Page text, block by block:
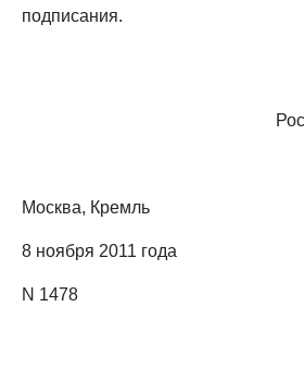
подписания.
Москва, Кремль
8 ноября 2011 года
N 1478